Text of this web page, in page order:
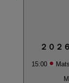
２０２
15:00